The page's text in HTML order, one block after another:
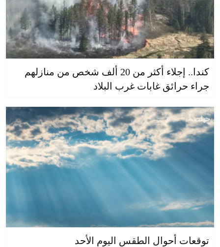
كندا.. إجلاء أكثر من 20 ألف شخص من منازلهم
جراء حرائق غابات غرب البلاد
جهات
توقعات أحوال الطقس اليوم الأحد